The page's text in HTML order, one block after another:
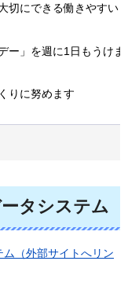
切にできる働きやすい
ー」を週に1日もうけま
りに努めます
タシステム
（外部サイトへリン